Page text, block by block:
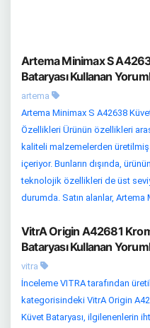
Artema Minimax S
Bataryası Kullanan
artema
Artema Minimax S A42638
Özellikleri Ürünün özellikleri
kaliteli malzemelerden
içeriyor. Bunların dışında,
teknolojik özellikleri de üst
durumda. Satın alanlar, Artema
VitrA Origin A42681
Bataryası Kullanan
vitra
İnceleme VITRA tarafından
kategorisindeki VitrA Origin
Küvet Bataryası, ilgilenenlerin